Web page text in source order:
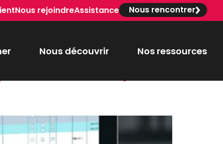
Nous rejoindreAssistance Nous rencontrer
Nous découvrir Nos ressources
métier,